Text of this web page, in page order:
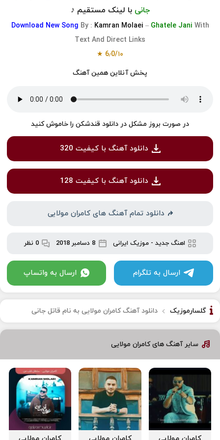
جانی با لینک مستقیم ♪
Download New Song By : Kamran Molaei – Ghatele Jani With
Text And Direct Links
6٫0/۱۰
★
پخش آنلاین همین آهنگ
در صورت بروز مشکل در دانلود قندشکن را خاموش کنید
دانلود آهنگ با کیفیت 320
دانلود آهنگ با کیفیت 128
دانلود تمام آهنگ های کامران مولایی
اهنگ جدید -موزیک ایرانی 8 دسامبر 2018 0 نظر
ارسال به تلگرام ارسال به واتساپ
گلسارموزیک دانلود آهنگ کامران مولایی به نام قاتل جانی
سایر آهنگ های کامران مولایی